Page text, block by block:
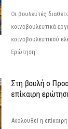
Οι βουλευτές
κοινοβουλευτικά
κοινοβουλευτικού
Ερώτηση
Στη βουλή ο
επίκαιρη
Ακολουθεί η